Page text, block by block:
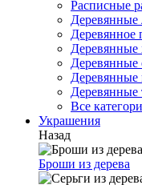
Расписные
Деревянные
Деревянное
Деревянные
Деревянные
Деревянные
Все
Украшения
Назад
Броши из дерева